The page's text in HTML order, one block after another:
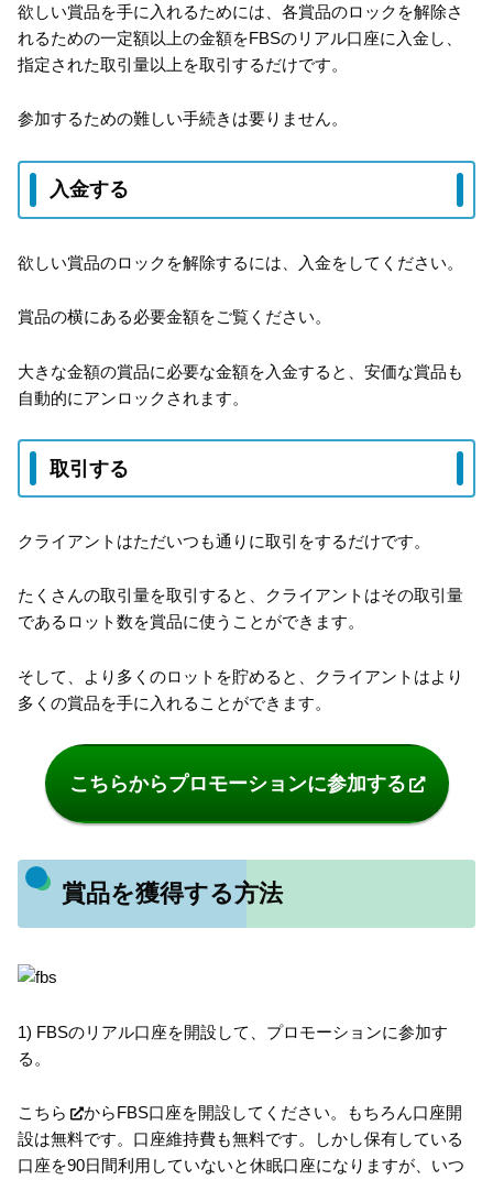
欲しい賞品を手に入れるためには、各賞品のロックを解除さ
れるための一定額以上の金額をFBSのリアル口座に入金し、
指定された取引量以上を取引するだけです。
参加するための難しい手続きは要りません。
入金する
欲しい賞品のロックを解除するには、入金をしてください。
賞品の横にある必要金額をご覧ください。
大きな金額の賞品に必要な金額を入金すると、安価な賞品も
自動的にアンロックされます。
取引する
クライアントはただいつも通りに取引をするだけです。
たくさんの取引量を取引すると、クライアントはその取引量
であるロット数を賞品に使うことができます。
そして、より多くのロットを貯めると、クライアントはより
多くの賞品を手に入れることができます。
こちらからプロモーションに参加する
賞品を獲得する方法
1) FBSのリアル口座を開設して、プロモーションに参加す
る。
こちら
からFBS口座を開設してください。もちろん口座開
設は無料です。口座維持費も無料です。しかし保有している
口座を90日間利用していないと休眠口座になりますが、いつ